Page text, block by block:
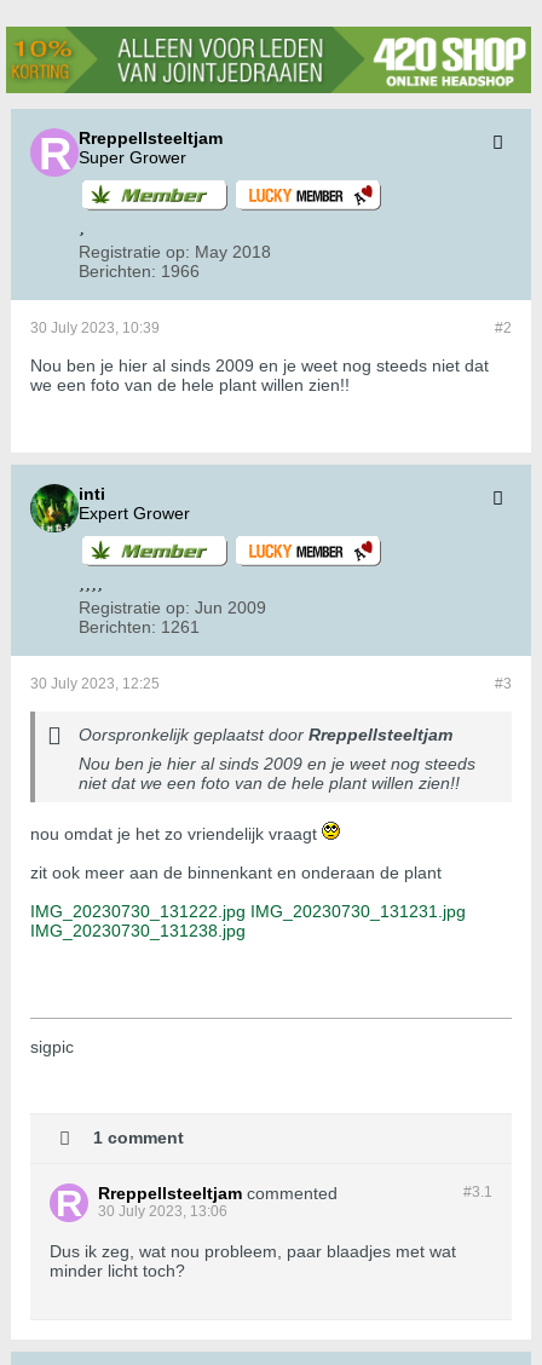
Rreppellsteeltjam
Super Grower
Registratie op: May 2018
Berichten: 1966
#2
30 July 2023, 10:39
Nou ben je hier al sinds 2009 en je weet nog steeds niet dat
we een foto van de hele plant willen zien!!
inti
Expert Grower
Registratie op: Jun 2009
Berichten: 1261
#3
30 July 2023, 12:25
Oorspronkelijk geplaatst door Rreppellsteeltjam
Nou ben je hier al sinds 2009 en je weet nog steeds
niet dat we een foto van de hele plant willen zien!!
nou omdat je het zo vriendelijk vraagt
zit ook meer aan de binnenkant en onderaan de plant
IMG_20230730_131222.jpg IMG_20230730_131231.jpg
IMG_20230730_131238.jpg
sigpic
1 comment
#3.1
Rreppellsteeltjam commented
30 July 2023, 13:06
Dus ik zeg, wat nou probleem, paar blaadjes met wat
minder licht toch?